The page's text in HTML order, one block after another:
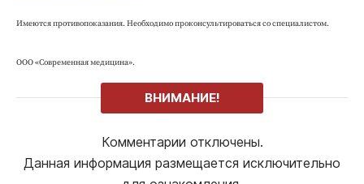
Имеются противопоказания. Необходимо проконсультироваться со специалистом.
ООО «Современная медицина».
ВНИМАНИЕ!
Комментарии отключены.
Данная информация размещается исключительно